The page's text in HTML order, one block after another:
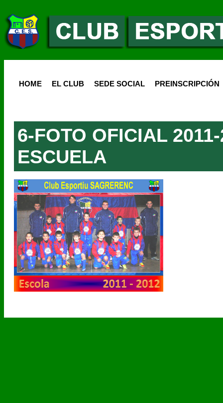
HOME EL CLUB SEDE SOCIAL PREINSCRIPCIÓN
6-FOTO OFICIAL
ESCUELA